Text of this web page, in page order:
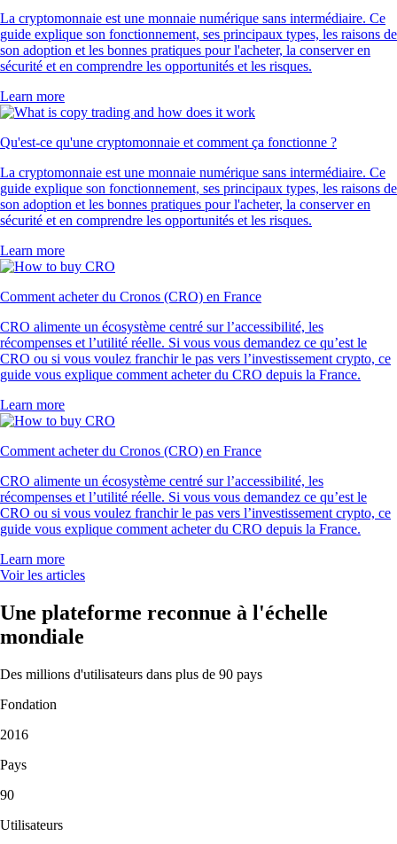
La cryptomonnaie est une monnaie numérique sans intermédiaire. Ce
guide explique son fonctionnement, ses principaux types, les raisons de
son adoption et les bonnes pratiques pour l'acheter, la conserver en
sécurité et en comprendre les opportunités et les risques.
Learn more
Qu'est-ce qu'une cryptomonnaie et comment ça fonctionne ?
La cryptomonnaie est une monnaie numérique sans intermédiaire. Ce
guide explique son fonctionnement, ses principaux types, les raisons de
son adoption et les bonnes pratiques pour l'acheter, la conserver en
sécurité et en comprendre les opportunités et les risques.
Learn more
Comment acheter du Cronos (CRO) en France
CRO alimente un écosystème centré sur l’accessibilité, les
récompenses et l’utilité réelle. Si vous vous demandez ce qu’est le
CRO ou si vous voulez franchir le pas vers l’investissement crypto, ce
guide vous explique comment acheter du CRO depuis la France.
Learn more
Comment acheter du Cronos (CRO) en France
CRO alimente un écosystème centré sur l’accessibilité, les
récompenses et l’utilité réelle. Si vous vous demandez ce qu’est le
CRO ou si vous voulez franchir le pas vers l’investissement crypto, ce
guide vous explique comment acheter du CRO depuis la France.
Learn more
Voir les articles
Une plateforme reconnue à l'échelle
mondiale
Des millions d'utilisateurs dans plus de 90 pays
Fondation
2016
Pays
90
Utilisateurs